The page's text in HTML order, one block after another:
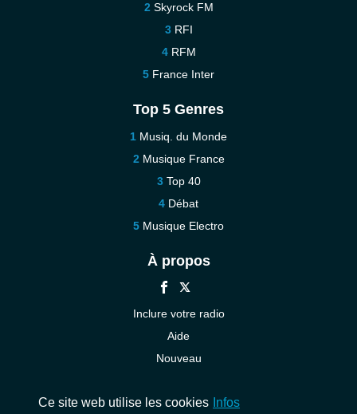
Skyrock FM
RFI
RFM
France Inter
Top 5 Genres
Musiq. du Monde
Musique France
Top 40
Débat
Musique Electro
À propos
Inclure votre radio
Aide
Nouveau
Ce site web utilise les cookies Infos